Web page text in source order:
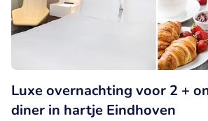
Luxe overnachting voor 2 +
diner in hartje Eindhoven